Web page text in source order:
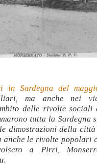
in Sardegna del
ma anche nei
delle rivolte sociali
tutta la Sardegna
dimostrazioni della
anche le rivolte popolari
a Pirri,